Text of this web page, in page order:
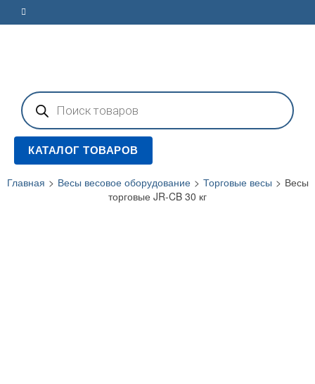
Поиск
товаров
КАТАЛОГ ТОВАРОВ
Главная > Весы весовое оборудование > Торговые весы > Весы
торговые JR-CB 30 кг